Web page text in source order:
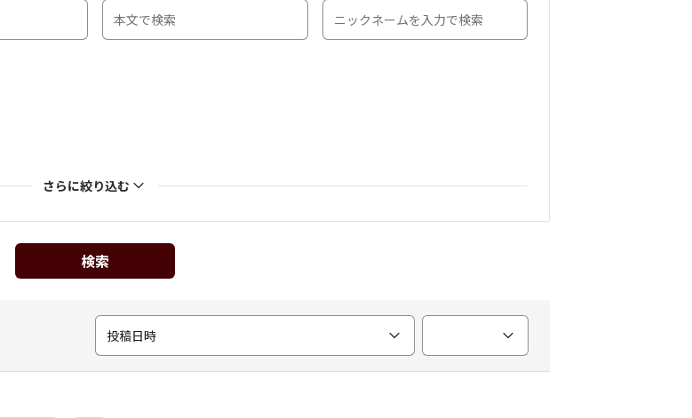
さらに絞り込む
検索
投稿日時